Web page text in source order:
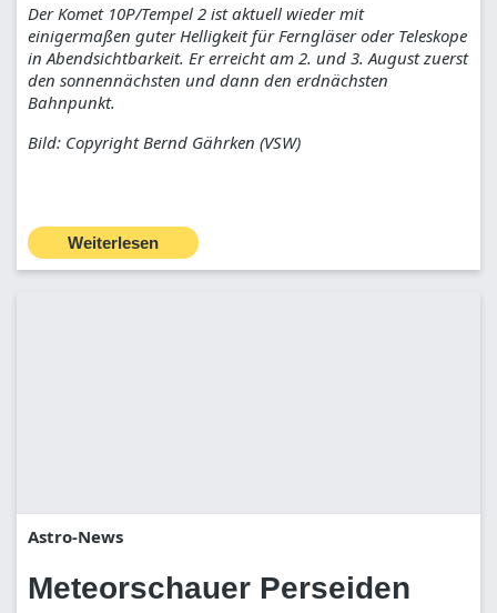
Der Komet 10P/Tempel 2 ist aktuell wieder mit
einigermaßen guter Helligkeit für Ferngläser oder Teleskope
in Abendsichtbarkeit. Er erreicht am 2. und 3. August zuerst
den sonnennächsten und dann den erdnächsten
Bahnpunkt.
Bild: Copyright Bernd Gährken (VSW)
Weiterlesen
Astro-News
Meteorschauer Perseiden